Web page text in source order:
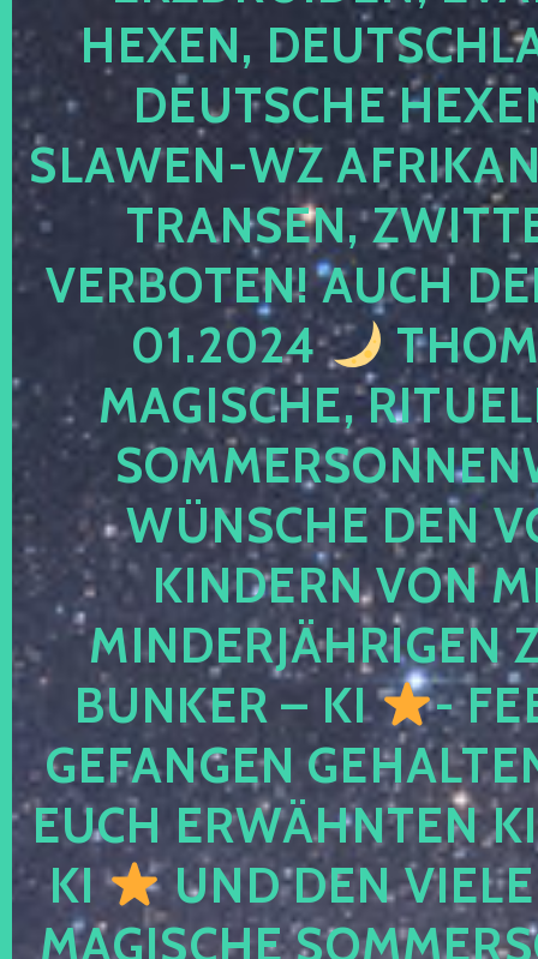
HEXEN,
DEUTSCHE
SLAWEN-WZ
TRANSEN,
VERBOTEN! AUCH
01.2024
MAGISCHE,
WÜNSCHE DEN
KINDERN VON
MINDERJÄHRIGEN
BUNKER – KI
-
GEFANGEN
EUCH ERWÄHNTEN
KI
UND DEN
MAGISCHE